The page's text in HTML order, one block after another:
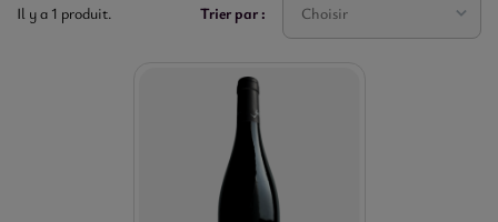
Il y a 1 produit. Trier par : Choisir